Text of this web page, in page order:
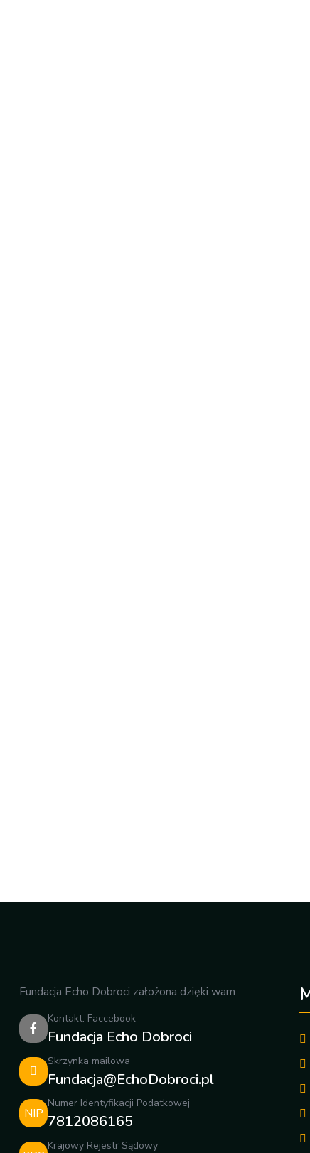
Fundacja Echo Dobroci założona dzięki wam
Kontakt: Faccebook
Fundacja Echo Dobroci
Skrzynka mailowa
Fundacja@EchoDobroci.pl
NIP
Numer Identyfikacji Podatkowej
7812086165
Krajowy Rejestr Sądowy